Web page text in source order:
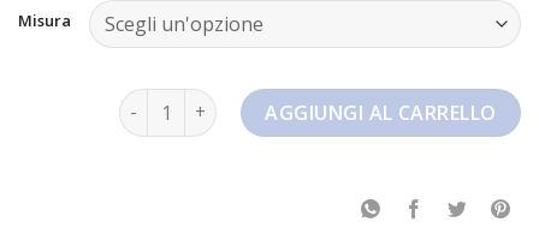
Misura
nike donna quantitàAGGIUNGI AL CARRELLO